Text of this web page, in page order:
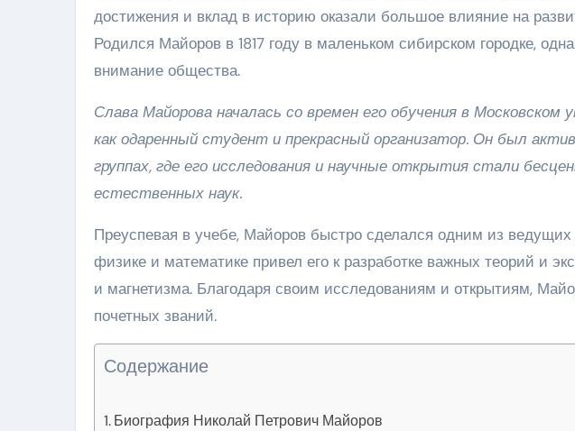
достижения и вклад в историю оказали большое влияние на
Родился Майоров в 1817 году в маленьком сибирском городке,
внимание общества.
Слава Майорова началась со времен его обучения в Московском
как одаренный студент и прекрасный организатор. Он был
группах, где его исследования и научные открытия стали
естественных наук.
Преуспевая в учебе, Майоров быстро сделался одним из ведущих
физике и математике привел его к разработке важных теорий и
и магнетизма. Благодаря своим исследованиям и открытиям,
почетных званий.
Содержание
Биография Николай Петрович Майоров